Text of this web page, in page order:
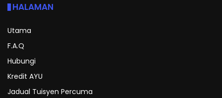
HALAMAN
Utama
F.A.Q
Hubungi
Kredit AYU
Jadual Tuisyen Percuma